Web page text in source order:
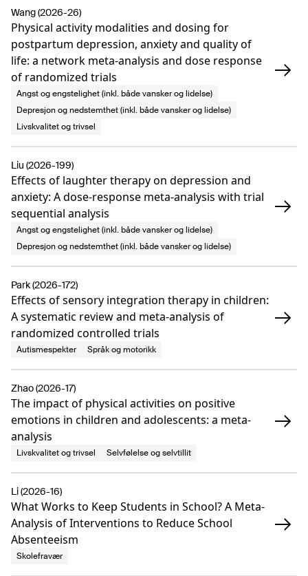
Physical activity modalities and dosing for
postpartum depression, anxiety and quality of
life: a network meta-analysis and dose response
of randomized trials
Wang (2026-26)
Angst og engstelighet (inkl. både vansker og lidelse)
Depresjon og nedstemthet (inkl. både vansker og lidelse)
Livskvalitet og trivsel
Effects of laughter therapy on depression and
anxiety: A dose-response meta-analysis with trial
sequential analysis
Liu (2026-199)
Angst og engstelighet (inkl. både vansker og lidelse)
Depresjon og nedstemthet (inkl. både vansker og lidelse)
Effects of sensory integration therapy in children:
A systematic review and meta-analysis of
randomized controlled trials
Park (2026-172)
Autismespekter Språk og motorikk
The impact of physical activities on positive
emotions in children and adolescents: a meta-
analysis
Zhao (2026-17)
Livskvalitet og trivsel Selvfølelse og selvtillit
What Works to Keep Students in School? A Meta-
Analysis of Interventions to Reduce School
Absenteeism
Li (2026-16)
Skolefravær